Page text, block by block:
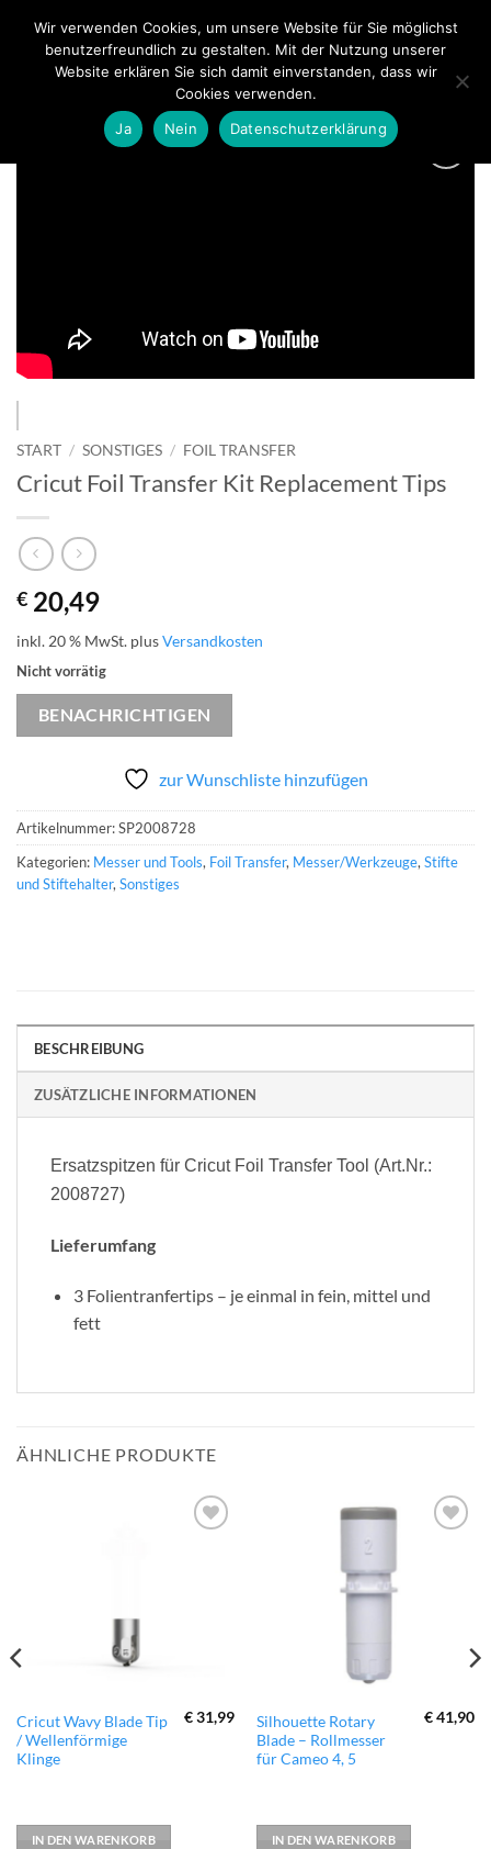
Inhalt
springen
0
START / SONSTIGES / FOIL TRANSFER
Cricut Foil Transfer Kit Replacement Tips
€ 20,49
inkl. 20 % MwSt. plusVersandkosten
Nicht vorrätig
BENACHRICHTIGEN
zur Wunschliste hinzufügen
Artikelnummer:SP2008728
Kategorien: Messer und Tools, Foil Transfer, Messer/Werkzeuge, Stifte
und Stiftehalter, Sonstiges
BESCHREIBUNG
ZUSÄTZLICHE INFORMATIONEN
Ersatzspitzen für Cricut Foil Transfer Tool (Art.Nr.:
2008727)
Lieferumfang
3 Folientranfertips – je einmal in fein, mittel und
fett
ÄHNLICHE PRODUKTE
Cricut Wavy Blade Tip
/ Wellenförmige
Klinge
€31,99
IN DEN WARENKORB
hinzufügen
Silhouette Rotary
Blade – Rollmesser
für Cameo 4, 5
€41,90
IN DEN WARENKORB
Wir verwenden Cookies, um unsere Website für Sie möglichst
benutzerfreundlich zu gestalten. Mit der Nutzung unserer
Website erklären Sie sich damit einverstanden, dass wir
Cookies verwenden.
Ja
Nein Datenschutzerklärung